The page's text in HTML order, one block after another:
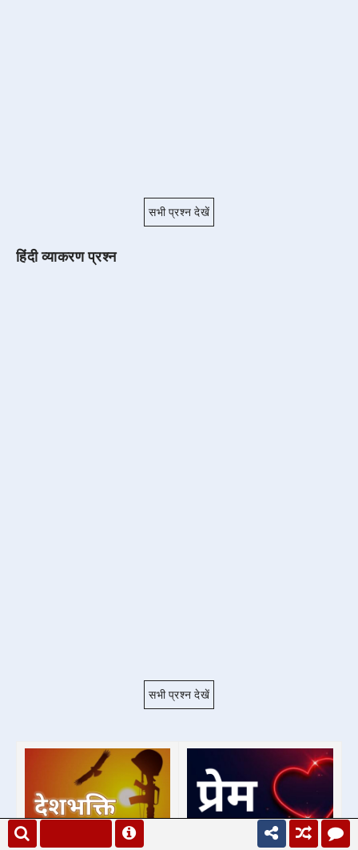
सभी प्रश्न देखें
हिंदी व्याकरण प्रश्न
सभी प्रश्न देखें